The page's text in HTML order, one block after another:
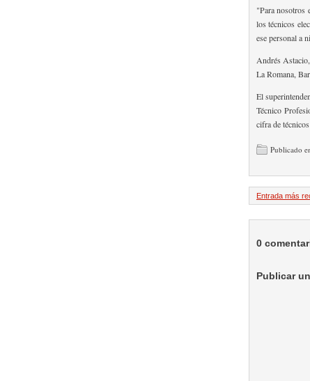
"Para nosotros
los técnicos
ese personal a
Andrés
La Romana,
El
Técnico
cifra de
Publicado
Entrada más
0
Publicar